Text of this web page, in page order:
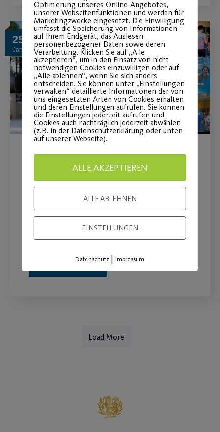
25
Jan.
Bund unterstützt
Neumitgliedschaft im
Sportverein mit 40 €
Post SV erlässt zusätzlich deine
Aufnahmegebühr.
WEITERLESEN
Load More
Optimierung unseres Online-Angebotes,
unserer Webseitenfunktionen und werden für
Marketingzwecke eingesetzt. Die Einwilligung
umfasst die Speicherung von Informationen
auf Ihrem Endgerät, das Auslesen
personenbezogener Daten sowie deren
Verarbeitung. Klicken Sie auf „Alle
akzeptieren“, um in den Einsatz von nicht
notwendigen Cookies einzuwilligen oder auf
„Alle ablehnen“, wenn Sie sich anders
entscheiden. Sie können unter „Einstellungen
verwalten“ detaillierte Informationen der von
uns eingesetzten Arten von Cookies erhalten
und deren Einstellungen aufrufen. Sie können
die Einstellungen jederzeit aufrufen und
Cookies auch nachträglich jederzeit abwählen
(z.B. in der Datenschutzerklärung oder unten
auf unserer Webseite).
ALLE AKZEPTIEREN
ALLE ABLEHNEN
EINSTELLUNGEN
Datenschutz |Impressum